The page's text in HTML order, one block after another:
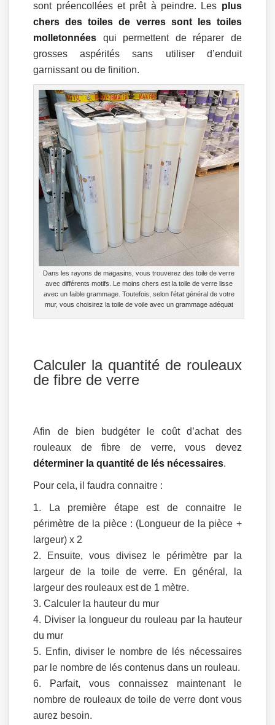
sont préencollées et prêt à peindre. Les plus
chers des toiles de verres sont les toiles
molletonnées qui permettent de réparer de
grosses aspérités sans utiliser d’enduit
garnissant ou de finition.
Dans les rayons de magasins, vous trouverez des toile de verre
avec différents motifs. Le moins chers est la toile de verre lisse
avec un faible grammage. Toutefois, selon l’état général de votre
mur, vous choisirez la toile de voile avec un grammage adéquat
Calculer la quantité de rouleaux
de fibre de verre
Afin de bien budgéter le coût d’achat des
rouleaux de fibre de verre, vous devez
déterminer la quantité de lés nécessaires.
Pour cela, il faudra connaitre :
La première étape est de connaitre le
périmètre de la pièce : (Longueur de la pièce +
largeur) x 2
Ensuite, vous divisez le périmètre par la
largeur de la toile de verre. En général, la
largeur des rouleaux est de 1 mètre.
Calculer la hauteur du mur
Diviser la longueur du rouleau par la hauteur
du mur
Enfin, diviser le nombre de lés nécessaires
par le nombre de lés contenus dans un rouleau.
Parfait, vous connaissez maintenant le
nombre de rouleaux de toile de verre dont vous
aurez besoin.